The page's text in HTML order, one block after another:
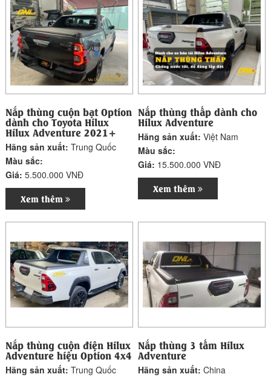
Nắp thùng cuộn bạt Option
dành cho Toyota Hilux
Hilux Adventure 2021+
Hãng sản xuất:Trung Quốc
Màu sắc:
Giá:5.500.000 VNĐ
Xem thêm
Nắp thùng thấp dành cho
Hilux Adventure
Hãng sản xuất:Việt Nam
Màu sắc:
Giá: 15.500.000 VNĐ
Xem thêm
Nắp thùng cuộn điện Hilux
Adventure hiệu Option 4x4
Hãng sản xuất:Trung Quốc
Nắp thùng 3 tấm Hilux
Adventure
Hãng sản xuất:China